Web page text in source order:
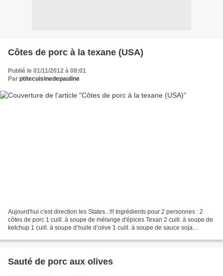
Côtes de porc à la texane (USA)
Publié le 01/11/2012 à 08:01
Par ptitecuisinedepauline
Aujourd'hui c'est direction les States...!!! Ingrédients pour 2 personnes : 2
côtes de porc 1 cuill. à soupe de mélange d'épices Texan 2 cuill. à soupe de
ketchup 1 cuill. à soupe d’huile d’olive 1 cuill. à soupe de sauce soja
Sauté de porc aux olives